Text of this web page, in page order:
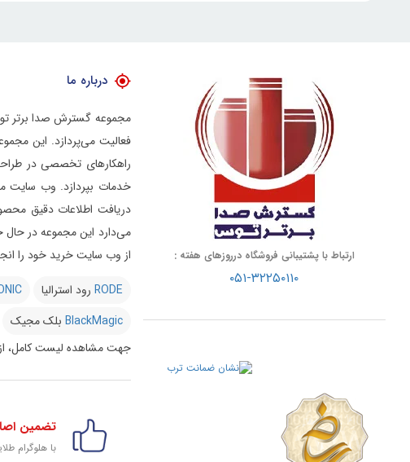
ارتباط با پشتیبانی فروشگاه درروزهای هفته :
۰۵۱-۳۲۲۵۰۱۱۰
درباره ما
فعالیت می‌پردازد.
راهکارهای تخصصی در
خدمات بپردازد. وب سایت
دریافت اطلاعات دقیق
از وب سایت خرید خود را
RODE رود استرالیا
BlackMagic بلک مجیک
جهت مشاهده لیست کامل،
تضمین
با هلوگرام